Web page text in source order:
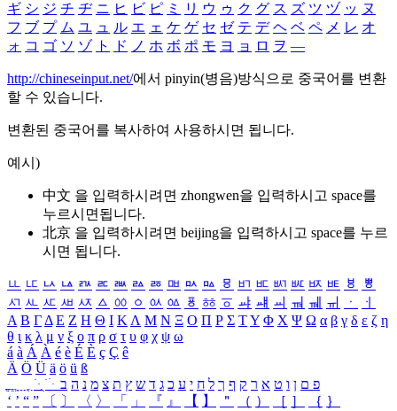
ギ シ ジ チ ヂ ニ ヒ ビ ピ ミ リ ウ ゥ ク グ ス ズ ツ ヅ ッ ヌ
フ ブ プ ム ユ ュ ル エ ェ ケ ゲ セ ゼ テ デ ヘ ベ ペ メ レ オ
ォ コ ゴ ソ ゾ ト ド ノ ホ ボ ポ モ ヨ ョ ロ ヲ ―
http://chineseinput.net/에서 pinyin(병음)방식으로 중국어를 변환
할 수 있습니다.
변환된 중국어를 복사하여 사용하시면 됩니다.
예시)
中文 을 입력하시려면 zhongwen을 입력하시고 space를
누르시면됩니다.
北京 을 입력하시려면 beijing을 입력하시고 space를 누르
시면 됩니다.
ㅥ ㅦ ㅧ ㅨ ㅩ ㅪ ㅫ ㅬ ㅭ ㅮ ㅯ ㅰ ㅱ ㅲ ㅳ ㅴ ㅵ ㅶ ㅷ ㅸ
ㅹ
ㅺ ㅻ ㅼ ㅽ ㅾ ㅿ ㆀ ㆁ ㆂ ㆃ ㆄ ㆅ ㆆ ㆇ ㆈ ㆉ ㆊ ㆋ ㆌ ㆍ
ㆎ
Α Β ΓΔ Ε Ζ Η Θ Ι ΚΛ Μ Ν Ξ Ο Π Ρ Σ ΤΥ Φ Χ Ψ Ω α β γ δ ε ζ η
θ ι κ λ μ ν ξ ο π ρ σ τ υ φ χ ψ ω
á à Á À é è É È ç Ç ê
Ä Ö Ü ä ö ü ß
ִֶֹ ֻּ ׁׂ פ ם ן ו ט א ר ק ף ך ל ח י ע כ ג ד ש ץ ת צ מ נ ה ב
‘ ’ “ ” 〔 〕 〈 〉 「 」 『 』 【 】 ＂ （ ） ［ ］ ｛ ｝